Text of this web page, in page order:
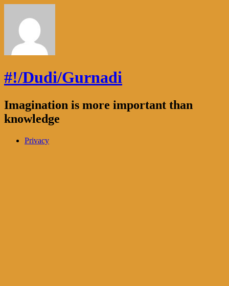
#!/Dudi/Gurnadi
Imagination is more important than
knowledge
Privacy